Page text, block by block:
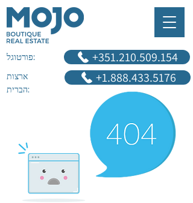
+1.888.433.5176
‎+351.210.509.154 פורטוגל:
ארצות
הברית: